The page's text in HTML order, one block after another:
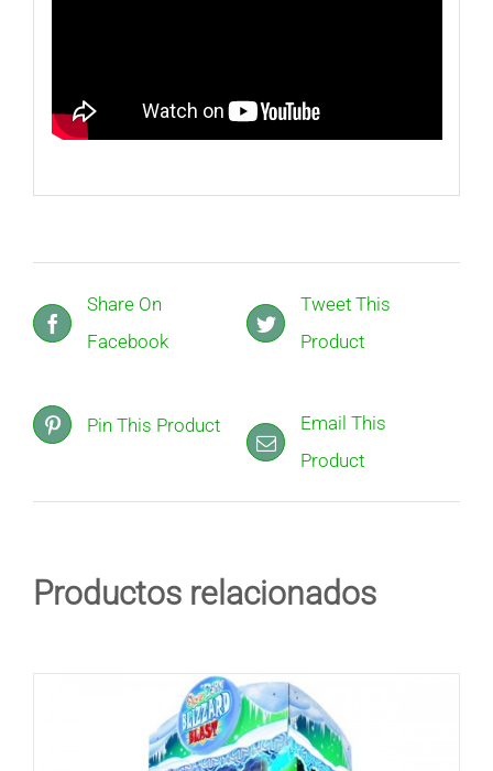
Share On
Facebook
Tweet This
Product
Pin This Product
Email This
Product
Productos relacionados